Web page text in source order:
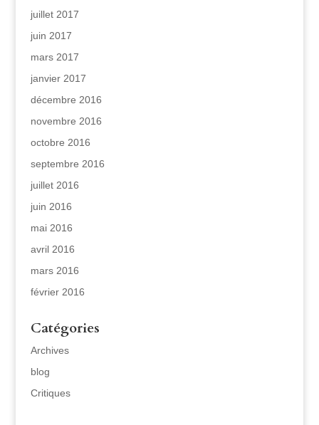
juillet 2017
juin 2017
mars 2017
janvier 2017
décembre 2016
novembre 2016
octobre 2016
septembre 2016
juillet 2016
juin 2016
mai 2016
avril 2016
mars 2016
février 2016
Catégories
Archives
blog
Critiques